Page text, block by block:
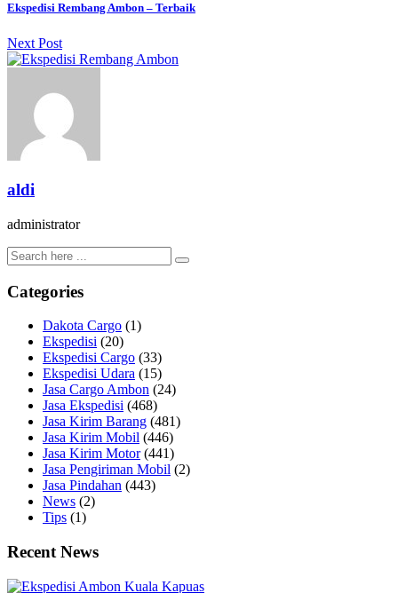
Ekspedisi Rembang Ambon – Terbaik
Next Post
aldi
administrator
Categories
Dakota Cargo (1)
Ekspedisi (20)
Ekspedisi Cargo (33)
Ekspedisi Udara (15)
Jasa Cargo Ambon (24)
Jasa Ekspedisi (468)
Jasa Kirim Barang (481)
Jasa Kirim Mobil (446)
Jasa Kirim Motor(441)
Jasa Pengiriman Mobil (2)
Jasa Pindahan (443)
News (2)
Tips (1)
Recent News